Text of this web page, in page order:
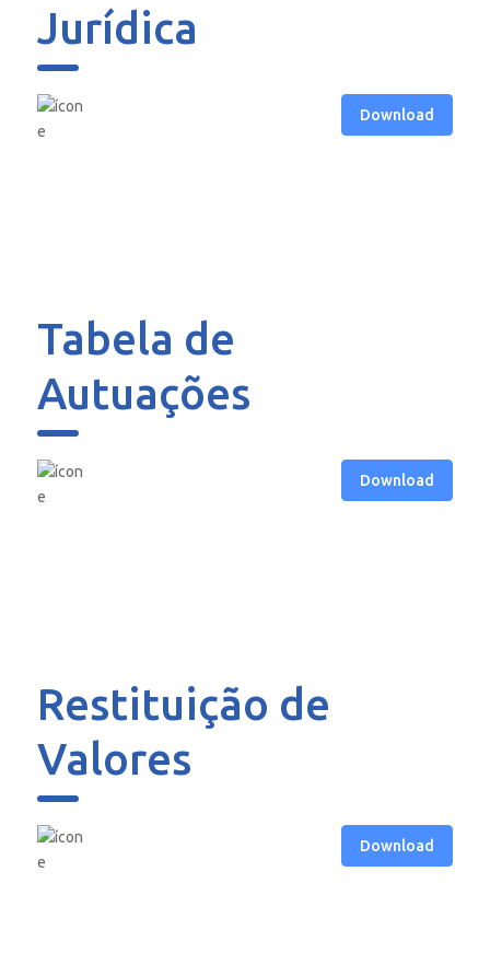
Jurídica
Download
Tabela de
Autuações
Download
Restituição de
Valores
Download